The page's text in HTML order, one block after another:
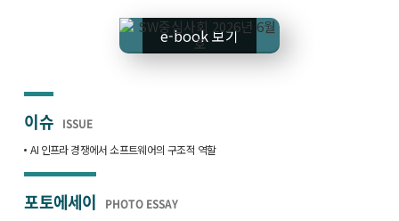
e-book 보기
이슈 ISSUE
AI 인프라 경쟁에서 소프트웨어의 구조적 역할
포토에세이 PHOTO ESSAY